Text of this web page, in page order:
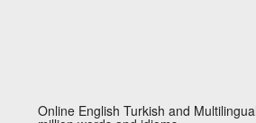
Online English Turkish and